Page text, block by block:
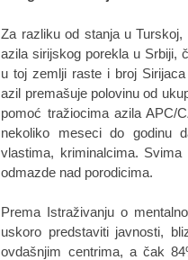
Za razliku od stanja u
azila sirijskog porekla u Srbiji,
u toj zemlji raste i broj
azil premašuje polovinu od
pomoć tražiocima azila APC/
nekoliko meseci do godinu
vlastima, kriminalcima.
odmazde nad porodicima.
Prema Istraživanju o
uskoro predstaviti javnosti,
ovdašnjim centrima, a čak